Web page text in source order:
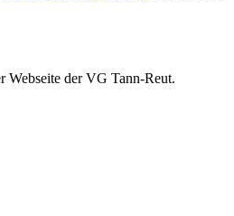
der VG Tann-Reut.